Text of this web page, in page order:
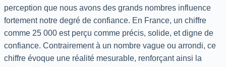
perception que nous avons des grands nombres influence
fortement notre degré de confiance. En France, un chiffre
comme 25 000 est perçu comme précis, solide, et digne de
confiance. Contrairement à un nombre vague ou arrondi, ce
chiffre évoque une réalité mesurable, renforçant ainsi la